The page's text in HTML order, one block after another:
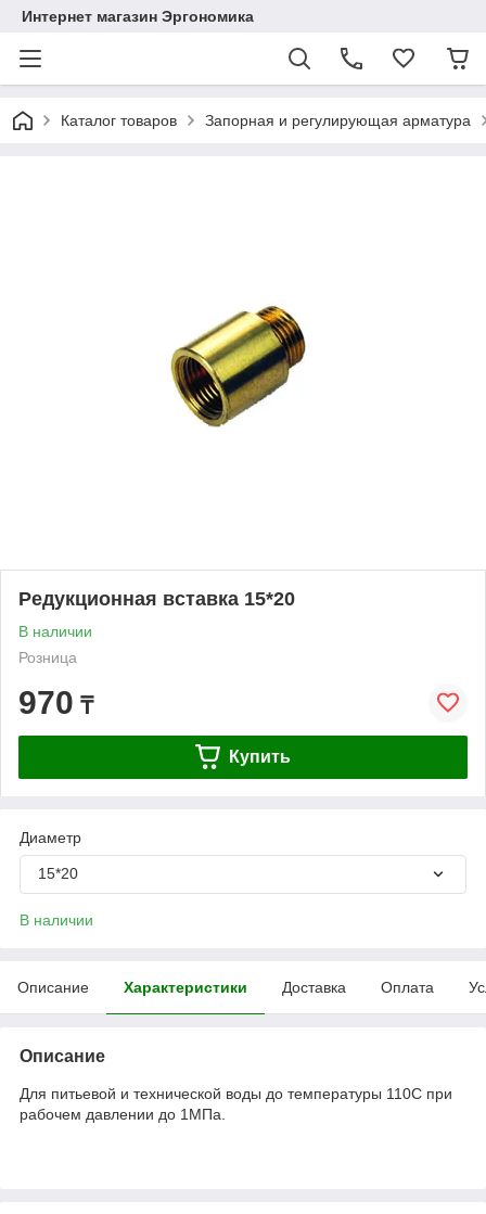
Интернет магазин Эргономика
Каталог товаров Запорная и регулирующая арматура
Редукционная вставка 15*20
В наличии
Розница
970 ₸
Купить
Диаметр
15*20
В наличии
Описание Характеристики Доставка Оплата
Описание
Для питьевой и технической воды до температуры 110С при
рабочем давлении до 1МПа.